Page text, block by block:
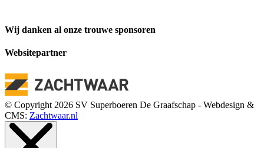
Wij danken al onze trouwe sponsoren
Websitepartner
© Copyright 2026 SV Superboeren De Graafschap - Webdesign &
CMS: Zachtwaar.nl